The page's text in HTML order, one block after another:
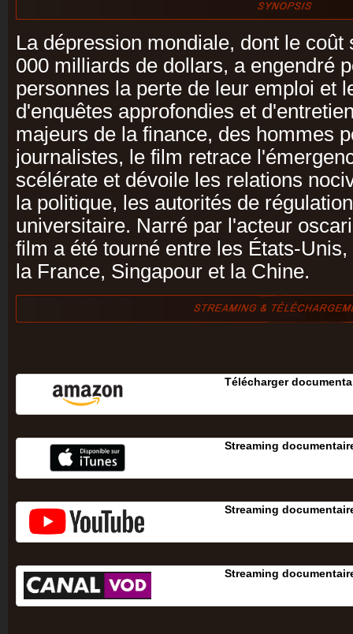
La dépression mondiale, dont le coût
000 milliards de dollars, a engendré
personnes la perte de leur emploi et
d'enquêtes approfondies et
majeurs de la finance, des hommes
journalistes, le film retrace
scélérate et dévoile les relations
la politique, les autorités de
universitaire. Narré par l'acteur
film a été tourné entre les États-
la France, Singapour et la Chine.
Télécharger
Streaming
Streaming
Streaming